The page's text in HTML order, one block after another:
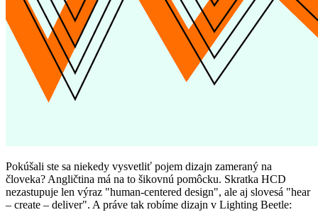
Pokúšali ste sa niekedy vysvetliť pojem dizajn zameraný na
človeka? Angličtina má na to šikovnú pomôcku. Skratka HCD
nezastupuje len výraz "human-centered design", ale aj slovesá "hear
– create – deliver". A práve tak robíme dizajn v Lighting Beetle: